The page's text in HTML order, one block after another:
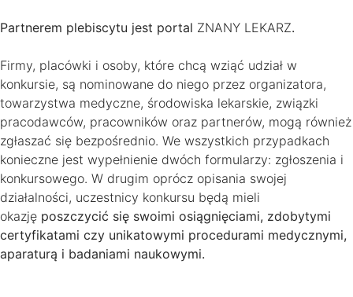
Partnerem plebiscytu jest portal ZNANY LEKARZ.
Firmy, placówki i osoby, które chcą wziąć udział w
konkursie, są nominowane do niego przez organizatora,
towarzystwa medyczne, środowiska lekarskie, związki
pracodawców, pracowników oraz partnerów, mogą również
zgłaszać się bezpośrednio. We wszystkich przypadkach
konieczne jest wypełnienie dwóch formularzy: zgłoszenia i
konkursowego. W drugim oprócz opisania swojej
działalności, uczestnicy konkursu będą mieli
okazję poszczycić się swoimi osiągnięciami, zdobytymi
certyfikatami czy unikatowymi procedurami medycznymi,
aparaturą i badaniami naukowymi.